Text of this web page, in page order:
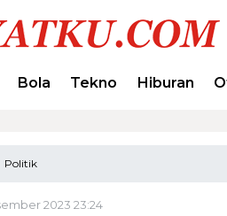
Bola Tekno Hiburan
Politik
2023 23:24